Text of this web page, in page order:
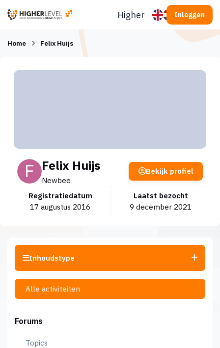
Higherlevel Inloggen
Home Felix Huijs
Felix Huijs
Newbee
Registratiedatum
17 augustus 2016
Laatst bezocht
9 december 2021
Bekijk profiel
Inhoudstype
Alle activiteiten
Forums
Topics